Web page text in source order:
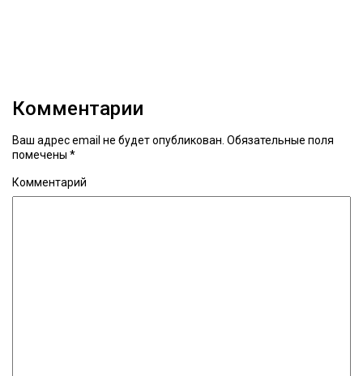
Комментарии
Ваш адрес email не будет опубликован. Обязательные поля
помечены *
Комментарий